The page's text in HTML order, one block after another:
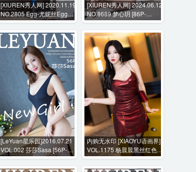
[XIUREN秀人网] 2020.11.19
NO.2805 Egg-尤妮丝Egg
[47P-490MB]
[XIUREN秀人网] 2024.06.12
NO.8689 梦心玥 [86P-
717MB]
[LeYuan星乐园]2016.07.21
VOL.002 莎莎Sasa [56P-
223M]
内购无水印 [XIAOYU语画界]
VOL.1175 杨晨晨黑丝红色礼
服+花絮视频 [106P+3V-
2614MB]